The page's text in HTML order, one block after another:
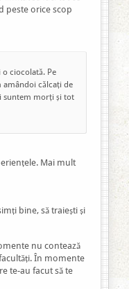
peste orice scop
ciocolată. Pe
amândoi călcați de
suntem morți și tot
Mai mult
bine, să traiești și
nu contează
În momente
te-au facut să te